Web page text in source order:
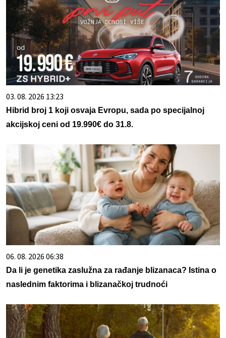
03. 08. 2026 13:23
Hibrid broj 1 koji osvaja Evropu, sada po specijalnoj
akcijskoj ceni od 19.990€ do 31.8.
06. 08. 2026 06:38
Da li je genetika zaslužna za rađanje blizanaca? Istina o
naslednim faktorima i blizanačkoj trudnoći